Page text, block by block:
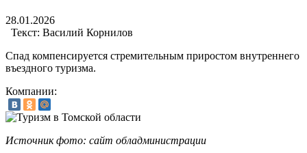
28.01.2026
Текст: Василий Корнилов
Спад компенсируется стремительным приростом внутреннего
въездного туризма.
Компании:
Источник фото: сайт обладминистрации